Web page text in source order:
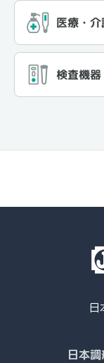
医療・
検査機器
日
日本